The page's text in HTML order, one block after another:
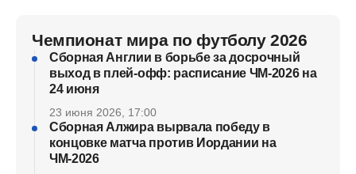
Чемпионат мира по футболу 2026
Сборная Англии в борьбе за досрочный
выход в плей-офф: расписание ЧМ-2026 на
24 июня
23 июня 2026, 17:00
Сборная Алжира вырвала победу в
концовке матча против Иордании на
ЧМ-2026